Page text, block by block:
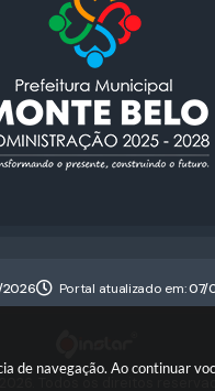
de navegação. Ao continuar
2026 Portal atualizado em:07/